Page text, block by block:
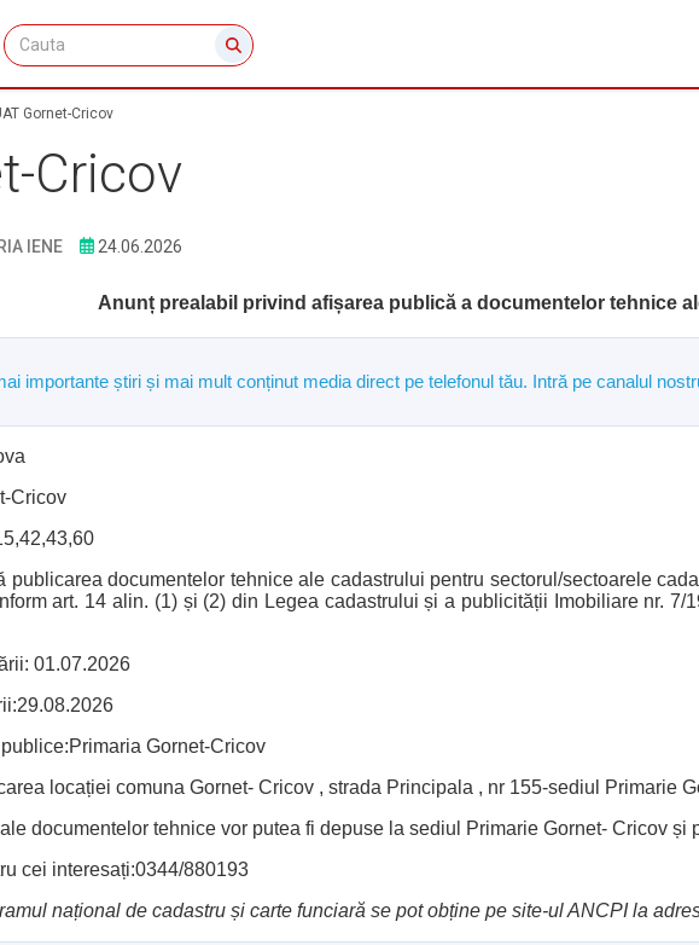
Gornet-Cricov
Cricov
IENE 24.06.2026
Anunț prealabil privind afișarea publică a documentelor tehnice
importante știri și mai mult conținut media direct pe telefonul tău. Intră pe canalul
Cricov
publicarea documentelor tehnice ale cadastrului pentru sectorul/sectoarele
art. 14 alin. (1) și (2) din Legea cadastrului și a publicității Imobiliare nr.
01.07.2026
Gornet-Cricov
locației comuna Gornet- Cricov , strada Principala , nr 155-sediul Primarie
documentelor tehnice vor putea fi depuse la sediul Primarie Gornet- Cricov și
cei interesați:0344/880193
național de cadastru și carte funciară se pot obține pe site-ul ANCPI la